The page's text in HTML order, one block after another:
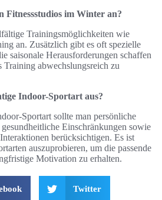
Fitnessstudios im Winter an?
Trainingsmöglichkeiten wie
an. Zusätzlich gibt es oft spezielle
saisonale Herausforderungen schaffen
Training abwechslungsreich zu
Indoor-Sportart aus?
Sportart sollte man persönliche
Einschränkungen sowie
berücksichtigen. Es ist
auszuprobieren, um die passende
Motivation zu erhalten.
Twitter